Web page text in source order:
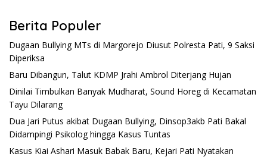
Berita Populer
Dugaan Bullying MTs di Margorejo Diusut Polresta Pati, 9 Saksi
Diperiksa
Baru Dibangun, Talut KDMP Jrahi Ambrol Diterjang Hujan
Dinilai Timbulkan Banyak Mudharat, Sound Horeg di Kecamatan
Tayu Dilarang
Dua Jari Putus akibat Dugaan Bullying, Dinsop3akb Pati Bakal
Didampingi Psikolog hingga Kasus Tuntas
Kasus Kiai Ashari Masuk Babak Baru, Kejari Pati Nyatakan